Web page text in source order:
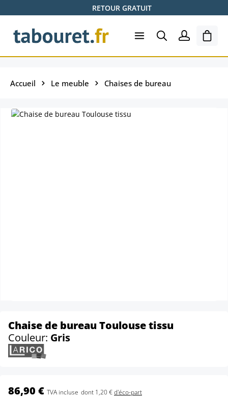
Passer au contenu principalRETOUR GRATUIT
Le
Accueil Le meuble Chaises de bureau
Chaise de bureau Toulouse tissu
Couleur: Gris
86,90 € TVA incluse dont 1,20 €d'éco-part